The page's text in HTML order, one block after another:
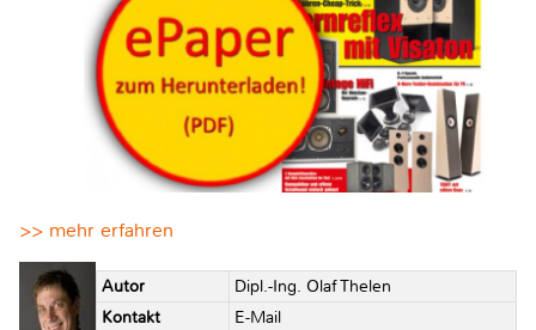
>> mehr erfahren
Autor
Dipl.-Ing. Olaf Thelen
Kontakt
E-Mail